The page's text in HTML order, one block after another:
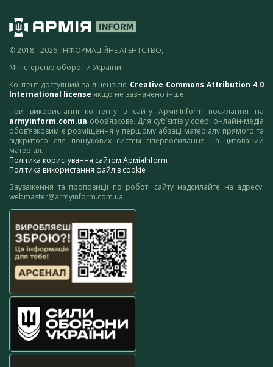
© 2018 - 2026, ІНФОРМАЦІЙНЕ АГЕНТСТВО,
Міністерство оборони України
Контент доступний за ліцензією Creative Commons Attribution 4.0
International license якщо не зазначено інше.
При використанні контенту з сайту АрміяInform посилання на
armyinform.com.ua обов’язкове. Для суб’єктів у сфері онлайн-медіа
обов’язковим є розміщення у першому абзаці матеріалу прямого та
відкритого для пошукових систем гіперпосилання на цитований
матеріал.
Політика користування сайтом АрміяInform
Політика використання файлів cookie
Зауваження та пропозиції по роботі сайту надсилайте на адресу:
webmaster@armyinform.com.ua